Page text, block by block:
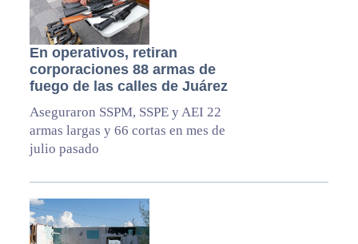
En operativos, retiran
corporaciones 88 armas de
fuego de las calles de Juárez
Aseguraron SSPM, SSPE y AEI 22
armas largas y 66 cortas en mes de
julio pasado